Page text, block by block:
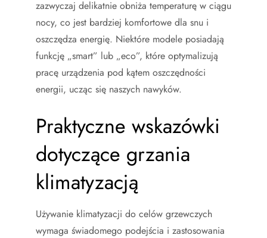
zazwyczaj delikatnie obniża temperaturę w ciągu
nocy, co jest bardziej komfortowe dla snu i
oszczędza energię. Niektóre modele posiadają
funkcję „smart” lub „eco”, które optymalizują
pracę urządzenia pod kątem oszczędności
energii, ucząc się naszych nawyków.
Praktyczne wskazówki
dotyczące grzania
klimatyzacją
Używanie klimatyzacji do celów grzewczych
wymaga świadomego podejścia i zastosowania